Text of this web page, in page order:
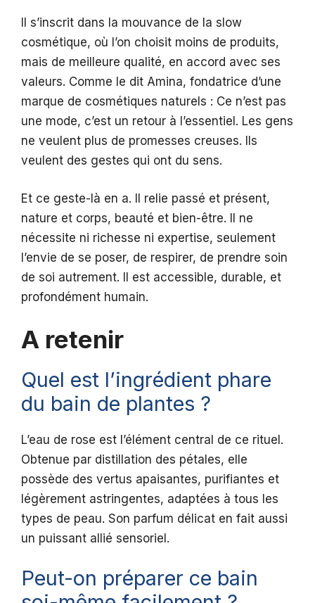
Il s’inscrit dans la mouvance de la slow
cosmétique, où l’on choisit moins de produits,
mais de meilleure qualité, en accord avec ses
valeurs. Comme le dit Amina, fondatrice d’une
marque de cosmétiques naturels : Ce n’est pas
une mode, c’est un retour à l’essentiel. Les gens
ne veulent plus de promesses creuses. Ils
veulent des gestes qui ont du sens.
Et ce geste-là en a. Il relie passé et présent,
nature et corps, beauté et bien-être. Il ne
nécessite ni richesse ni expertise, seulement
l’envie de se poser, de respirer, de prendre soin
de soi autrement. Il est accessible, durable, et
profondément humain.
A retenir
Quel est l’ingrédient phare
du bain de plantes ?
L’eau de rose est l’élément central de ce rituel.
Obtenue par distillation des pétales, elle
possède des vertus apaisantes, purifiantes et
légèrement astringentes, adaptées à tous les
types de peau. Son parfum délicat en fait aussi
un puissant allié sensoriel.
Peut-on préparer ce bain